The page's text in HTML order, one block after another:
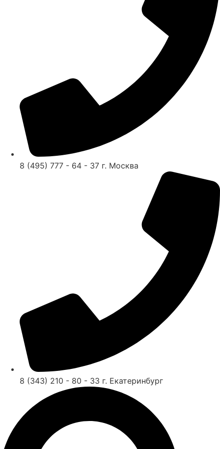
8 (495) 777 - 64 - 37 г. Москва
8 (343) 210 - 80 - 33 г. Екатеринбург